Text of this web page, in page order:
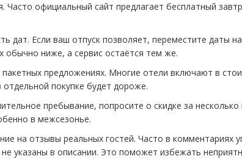
официальный сайт предлагает бесплатный
дат. Если ваш отпуск позволяет, переместите даты
обычно ниже, а сервис остаётся тем же.
предложениях. Многие отели включают в
покупке будет дороже.
пребывание, попросите о скидке за
в межсезонье.
на отзывы реальных гостей. Часто в комментариях
указаны в описании. Это поможет избежать